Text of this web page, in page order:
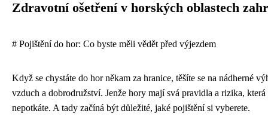
Zdravotní ošetření v horských oblastech
# Pojištění do hor: Co byste měli vědět před výjezdem
Když se chystáte do hor někam za hranice, těšíte se na nádherné
vzduch a dobrodružství. Jenže hory mají svá pravidla a rizika,
nepotkáte. A tady začíná být důležité, jaké pojištění si vyberete.